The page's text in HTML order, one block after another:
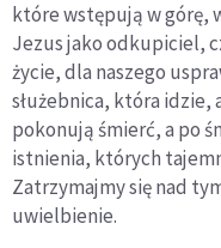
które wstępują w górę,
Jezus jako odkupiciel,
życie, dla naszego
służebnica, która idzie,
pokonują śmierć, a po
istnienia, których
Zatrzymajmy się nad
uwielbienie.